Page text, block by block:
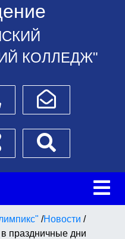
КОЛЛЕДЖ"
Написать обращение
проезда
/Новости /
праздничные дни